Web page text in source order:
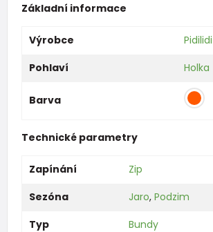
Základní informace
Výrobce
Pidilidi
Pohlaví
Holka
Barva
Technické parametry
Zapínání
Zip
Sezóna
Jaro, Podzim
Typ
Bundy